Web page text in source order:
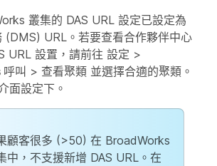
叢集的 DAS URL 設定已設定為
(DMS) URL。若要查看合作夥伴中心
URL 設置，請前往 設定 >
叫 > 查看聚類 並選擇合適的聚類。
面設定下。
顧客很多 (>50) 在 BroadWorks
中，不支援新增 DAS URL。在